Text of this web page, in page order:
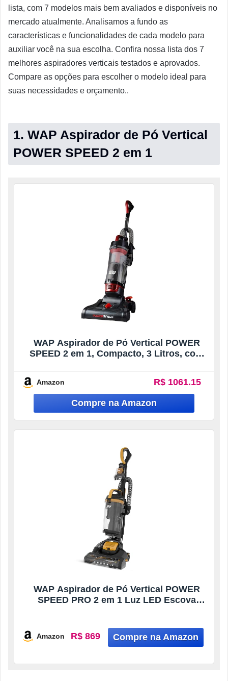
lista, com 7 modelos mais bem avaliados e disponíveis no
mercado atualmente. Analisamos a fundo as
características e funcionalidades de cada modelo para
auxiliar você na sua escolha. Confira nossa lista dos 7
melhores aspiradores verticais testados e aprovados.
Compare as opções para escolher o modelo ideal para
suas necessidades e orçamento..
1. WAP Aspirador de Pó Vertical
POWER SPEED 2 em 1
WAP Aspirador de Pó Vertical POWER
SPEED 2 em 1, Compacto, 3 Litros, com
Amazon R$ 1061.15
WAP Aspirador de Pó Vertical POWER
SPEED PRO 2 em 1 Luz LED Escova
Mangueira Extensível Alça Ergonômica
220V
Amazon R$ 869